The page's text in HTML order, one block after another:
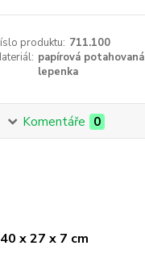
produktu: 711.100
papírová potahovaná
lepenka
Komentáře 0
x 27 x 7 cm